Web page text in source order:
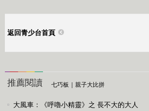
返回青少台首頁
推薦閱讀 七巧板 親子大比拼
大風車：《呼嚕小精靈》之 長不大的大人